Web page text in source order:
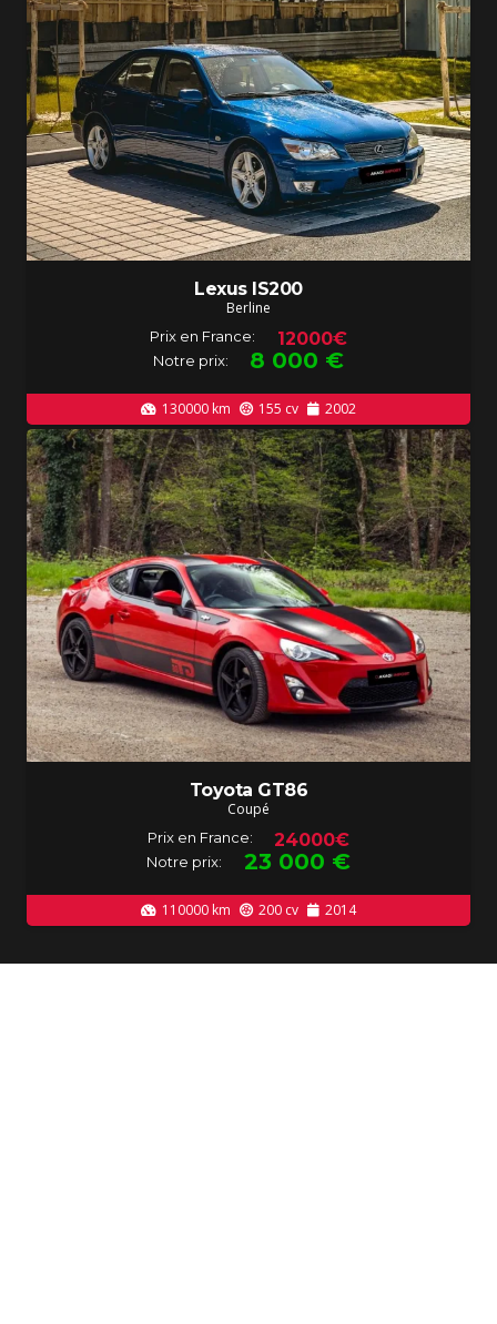
Lexus IS200
Berline
Prix en France: 12000€
Notre prix: 8 000 €
130000 km 155 cv 2002
Toyota GT86
Coupé
Prix en France: 24000€
Notre prix: 23 000 €
110000 km 200cv 2014